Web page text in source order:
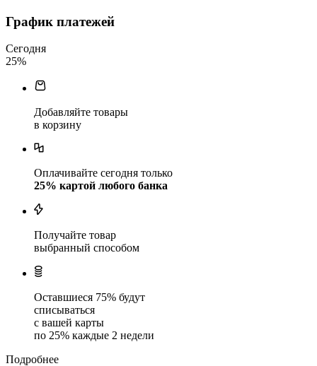
График платежей
Сегодня
25%
Добавляйте товары
в корзину
Оплачивайте сегодня только
25% картой любого банка
Получайте товар
выбранный способом
Оставшиеся 75% будут
списываться
с вашей карты
по 25% каждые 2 недели
Подробнее